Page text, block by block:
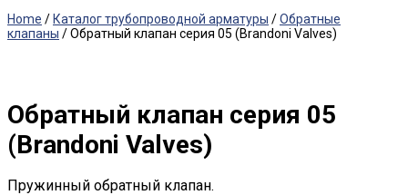
Home / Каталог трубопроводной арматуры /Обратные
клапаны / Обратный клапан серия 05 (Brandoni Valves)
Обратный клапан серия 05
(Brandoni Valves)
Пружинный обратный клапан.